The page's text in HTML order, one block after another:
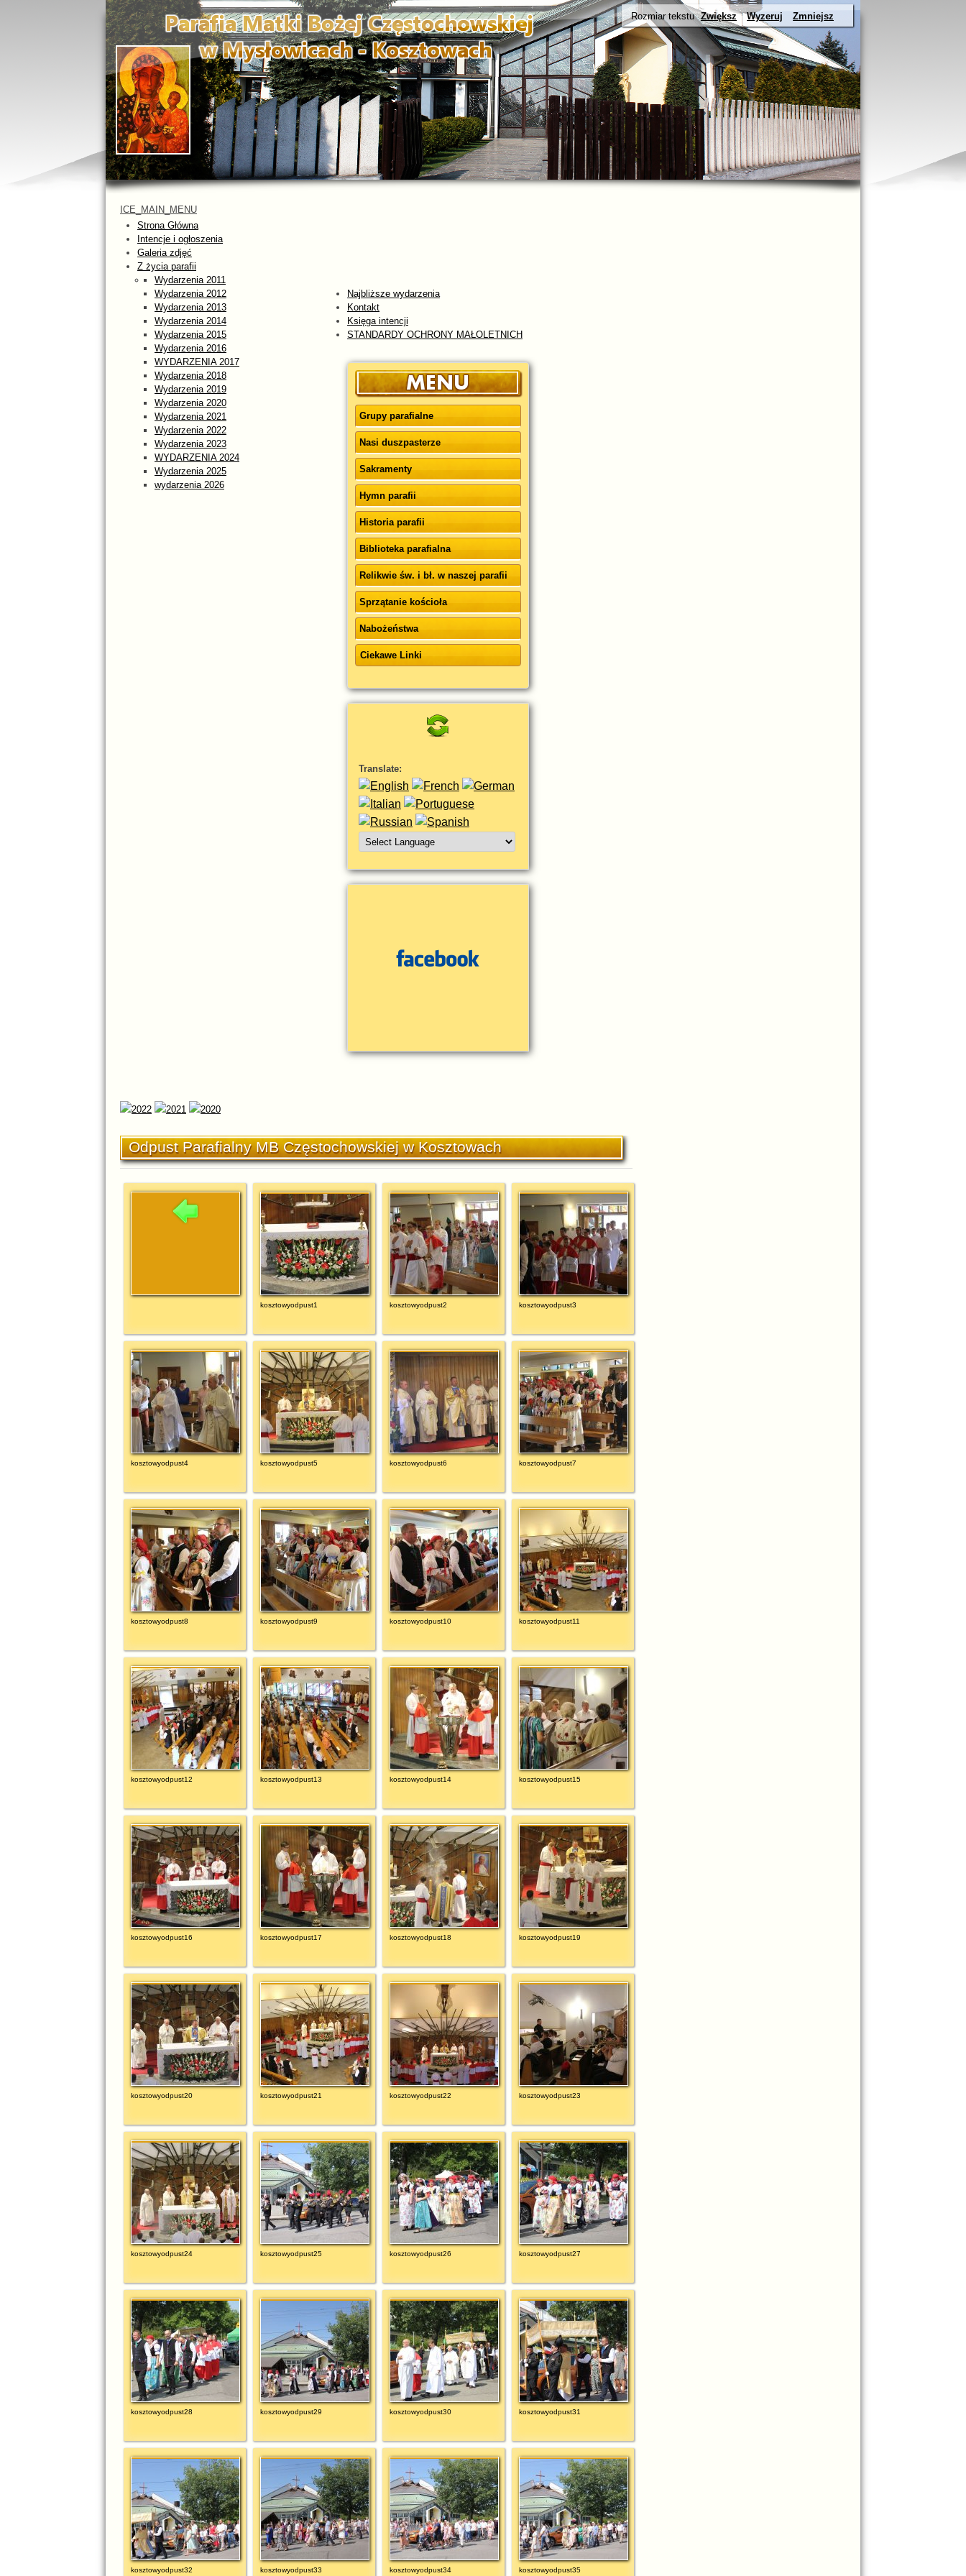
Rozmiar tekstu Zwiększ Wyzeruj Zmniejsz
ICE_MAIN_MENU
Strona Główna
Intencje i ogłoszenia
Galeria zdjęć
Z życia parafii
Wydarzenia 2011
Wydarzenia 2012
Wydarzenia 2013
Wydarzenia 2014
Wydarzenia 2015
Wydarzenia 2016
WYDARZENIA 2017
Wydarzenia 2018
Wydarzenia 2019
Wydarzenia 2020
Wydarzenia 2021
Wydarzenia 2022
Wydarzenia 2023
WYDARZENIA 2024
Wydarzenia 2025
wydarzenia 2026
Najbliższe wydarzenia
Kontakt
Księga intencji
STANDARDY OCHRONY MAŁOLETNICH
Grupy parafialne
Nasi duszpasterze
Sakramenty
Hymn parafii
Historia parafii
Biblioteka parafialna
Relikwie św. i bł. w naszej parafii
Sprzątanie kościoła
Nabożeństwa
Ciekawe Linki
Translate:
Odpust Parafialny MB Częstochowskiej w Kosztowach
kosztowyodpust1 kosztowyodpust2 kosztowyodpust3
kosztowyodpust4 kosztowyodpust5 kosztowyodpust6 kosztowyodpust7
kosztowyodpust8 kosztowyodpust9 kosztowyodpust10 kosztowyodpust11
kosztowyodpust12 kosztowyodpust13 kosztowyodpust14 kosztowyodpust15
kosztowyodpust16 kosztowyodpust17 kosztowyodpust18 kosztowyodpust19
kosztowyodpust20 kosztowyodpust21 kosztowyodpust22 kosztowyodpust23
kosztowyodpust24 kosztowyodpust25 kosztowyodpust26 kosztowyodpust27
kosztowyodpust28 kosztowyodpust29 kosztowyodpust30 kosztowyodpust31
kosztowyodpust32 kosztowyodpust33 kosztowyodpust34 kosztowyodpust35